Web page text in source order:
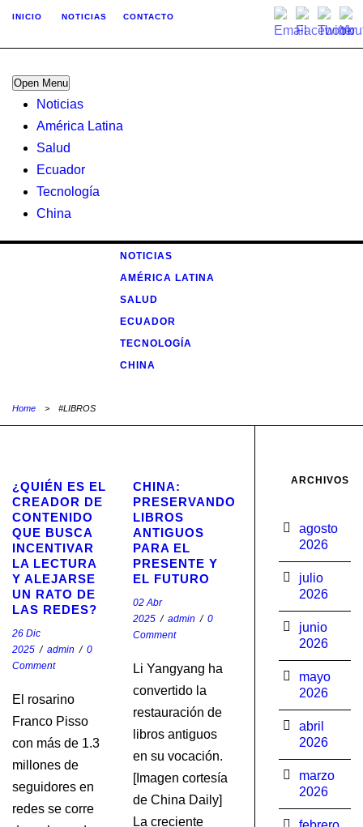
INICIO NOTICIAS CONTACTO
Open Menu
Noticias
América Latina
Salud
Ecuador
Tecnología
China
NOTICIAS
AMÉRICA LATINA
SALUD
ECUADOR
TECNOLOGÍA
CHINA
Home > #LIBROS
¿QUIÉN ES EL
CREADOR DE
CONTENIDO
QUE BUSCA
INCENTIVAR
LA LECTURA
Y ALEJARSE
UN RATO DE
LAS REDES?
26 Dic
2025 / admin / 0
Comment
El rosarino
Franco Pisso
con más de 1.3
millones de
seguidores en
redes se corre
CHINA:
PRESERVANDO
LIBROS
ANTIGUOS
PARA EL
PRESENTE Y
EL FUTURO
02 Abr
2025 / admin / 0
Comment
Li Yangyang ha
convertido la
restauración de
libros antiguos
en su vocación.
[Imagen cortesía
de China Daily]
La creciente
ARCHIVOS
agosto
2026
julio
2026
junio
2026
mayo
2026
abril
2026
marzo
2026